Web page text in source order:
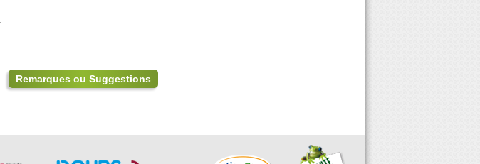
Remarques ou Suggestions